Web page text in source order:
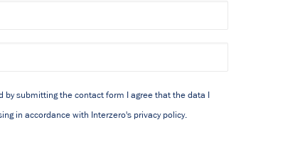
by submitting the contact form I agree that the data I
in accordance with Interzero's privacy policy.